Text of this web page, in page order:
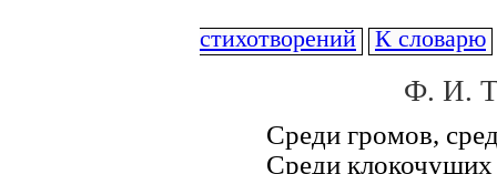
стихотворений К словарю
Ф. И.
Среди громов,
Среди клокочущих